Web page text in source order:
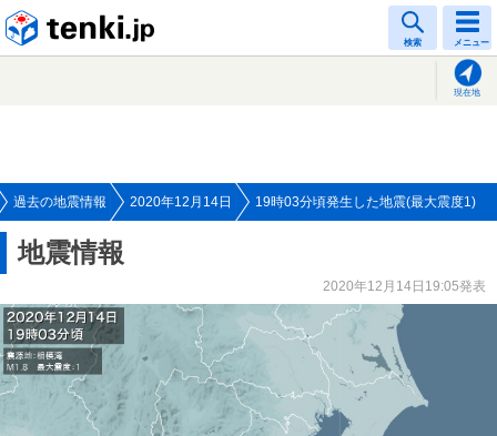
検索 メニュー
現在地
過去の地震情報 2020年12月14日 19時03分頃発生した地震(最大震度1)
地震情報
2020年12月14日19:05発表